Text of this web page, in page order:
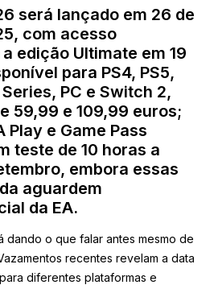
será lançado em 26 de
com acesso
edição Ultimate em 19
para PS4, PS5,
PC e Switch 2,
59,99 e 109,99 euros;
Play e Game Pass
teste de 10 horas a
embora essas
aguardem
da EA.
dando o que falar antes mesmo de
recentes revelam a data
diferentes plataformas e